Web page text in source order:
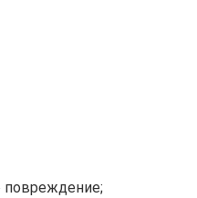
повреждение;